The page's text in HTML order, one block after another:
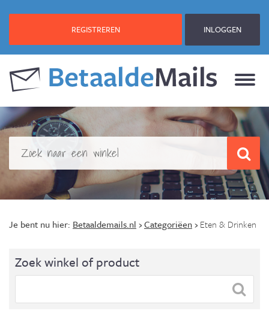
REGISTREREN INLOGGEN
Je bent nu hier: Betaaldemails.nl ›Categoriëen› Eten & Drinken
Zoek winkel of product